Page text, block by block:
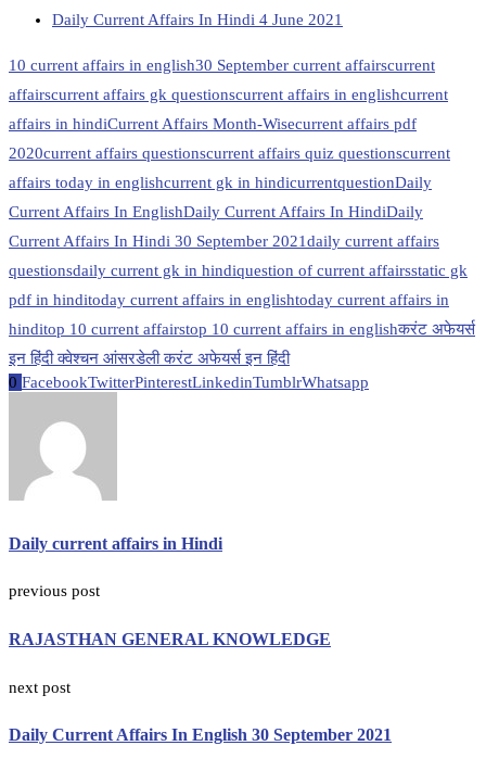
Daily Current Affairs In Hindi 4 June 2021
10 current affairs in english30 September current affairscurrent
affairscurrent affairs gk questionscurrent affairs in englishcurrent
affairs in hindiCurrent Affairs Month-Wisecurrent affairs pdf
2020current affairs questionscurrent affairs quiz questionscurrent
affairs today in englishcurrent gk in hindicurrentquestionDaily
Current Affairs In EnglishDaily Current Affairs In HindiDaily
Current Affairs In Hindi 30 September 2021daily current affairs
questionsdaily current gk in hindiquestion of current affairsstatic gk
pdf in hinditoday current affairs in englishtoday current affairs in
hinditop 10 current affairstop 10 current affairs in englishकरंट अफेयर्स
इन हिंदी क्वेश्चन आंसरडेली करंट अफेयर्स इन हिंदी
0 FacebookTwitterPinterestLinkedinTumblrWhatsapp
Daily current affairs in Hindi
previous post
RAJASTHAN GENERAL KNOWLEDGE
next post
Daily Current Affairs In English 30 September 2021